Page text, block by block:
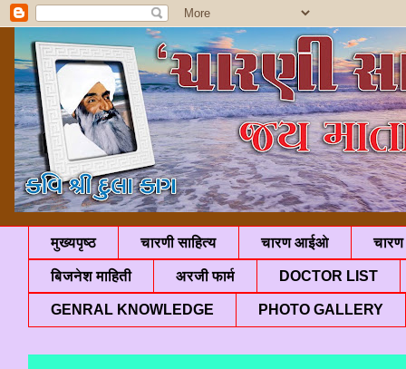
मुख्यपृष्ठ चारणी साहित्य चारण आईओ चारण
बिजनेश माहिती अरजी फार्म DOCTOR LIST
GENRAL KNOWLEDGE PHOTO GALLERY